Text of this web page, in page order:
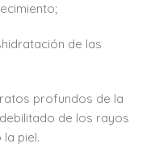
de las
profundos de la
de los rayos
piel.